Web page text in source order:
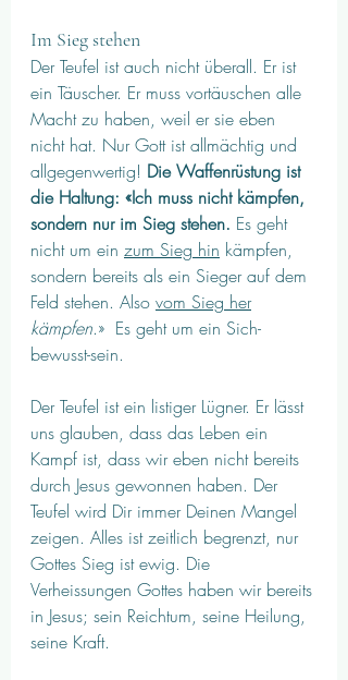
Im Sieg stehen
Der Teufel ist auch nicht überall. Er ist
ein Täuscher. Er muss vortäuschen alle
Macht zu haben, weil er sie eben
nicht hat. Nur Gott ist allmächtig und
allgegenwertig! Die Waffenrüstung ist
die Haltung: «Ich muss nicht kämpfen,
sondern nur im Sieg stehen. Es geht
nicht um ein zum Sieg hin kämpfen,
sondern bereits als ein Sieger auf dem
Feld stehen. Also vom Sieg her
kämpfen.»  Es geht um ein Sich-
bewusst-sein.
Der Teufel ist ein listiger Lügner. Er lässt
uns glauben, dass das Leben ein
Kampf ist, dass wir eben nicht bereits
durch Jesus gewonnen haben. Der
Teufel wird Dir immer Deinen Mangel
zeigen. Alles ist zeitlich begrenzt, nur
Gottes Sieg ist ewig. Die
Verheissungen Gottes haben wir bereits
in Jesus; sein Reichtum, seine Heilung,
seine Kraft.